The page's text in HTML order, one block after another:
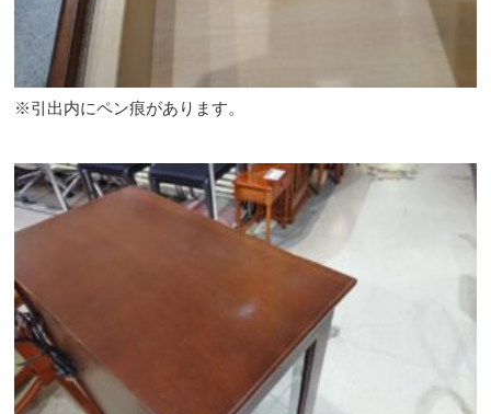
※引出内にペン痕があります。